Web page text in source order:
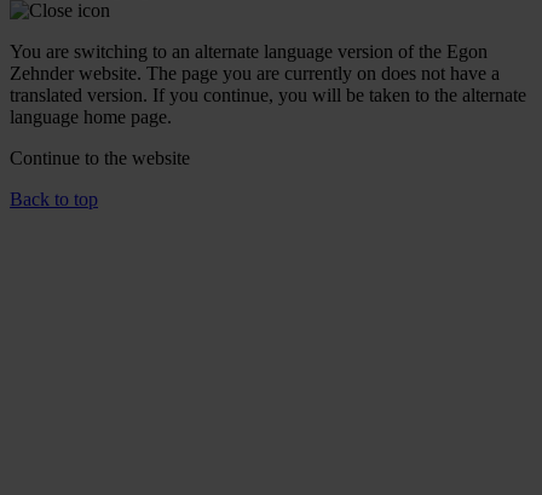
You are switching to an alternate language version of the Egon
Zehnder website. The page you are currently on does not have a
translated version. If you continue, you will be taken to the alternate
language home page.
Continue to the website
Back to top